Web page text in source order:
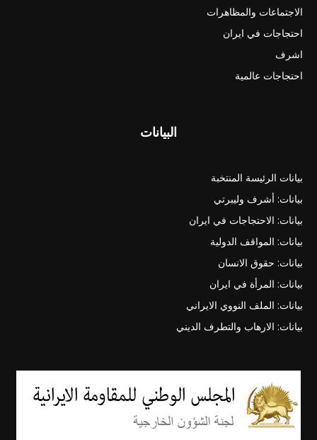
الاجتماعات والمظاهرات
احتجاجات في ايران
اشرف
احتجاجات عالمية
البيانات
بيانات الرئيسة المنتخبة
بيانات: أشرف وليبرتي
بيانات: الاحتجاجات في ايران
بيانات: المواقف الدولية
بيانات: حقوق الانسان
بيانات: المرأة في ايران
بيانات: الملف النووي الايراني
بيانات: الارهاب والتطرف الديني